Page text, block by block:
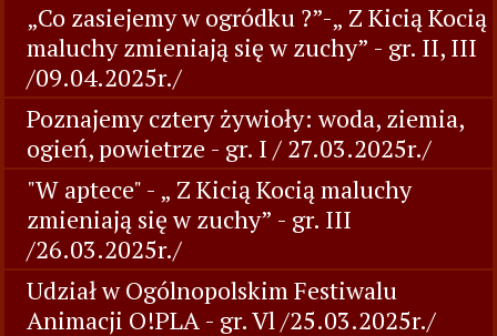
„Co zasiejemy w ogródku ?”-„ Z Kicią Kocią
maluchy zmieniają się w zuchy” - gr. II, III
/09.04.2025r./
Poznajemy cztery żywioły: woda, ziemia,
ogień, powietrze - gr. I / 27.03.2025r./
"W aptece" - „ Z Kicią Kocią maluchy
zmieniają się w zuchy” - gr. III
/26.03.2025r./
Udział w Ogólnopolskim Festiwalu
Animacji O!PLA - gr. Vl /25.03.2025r./